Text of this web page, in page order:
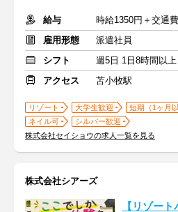
給与
時給1350円＋交通
雇用形態
派遣社員
シフト
週5日 1日8時間以上
アクセス
苫小牧駅
リゾート 大学生歓迎
短期（1ヶ月
ネイル可
シルバー歓迎
株式会社セイショウの求人一覧を見る
株式会社シアーズ
【リゾー